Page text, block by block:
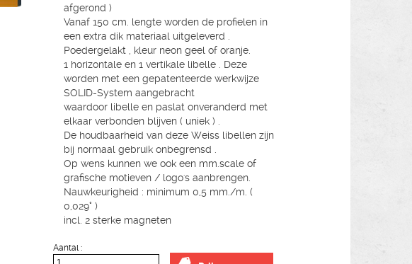
afgerond )
Vanaf 150 cm. lengte worden de profielen in
een extra dik materiaal uitgeleverd .
Poedergelakt , kleur neon geel of oranje.
1 horizontale en 1 vertikale libelle . Deze
worden met een gepatenteerde werkwijze
SOLID-System aangebracht
waardoor libelle en paslat onveranderd met
elkaar verbonden blijven ( uniek ) .
De houdbaarheid van deze Weiss libellen zijn
bij normaal gebruik onbegrensd .
Op wens kunnen we ook een mm.scale of
grafische motieven / logo's aanbrengen.
Nauwkeurigheid : minimum 0,5 mm./m. (
0,029° )
incl. 2 sterke magneten
Aantal :